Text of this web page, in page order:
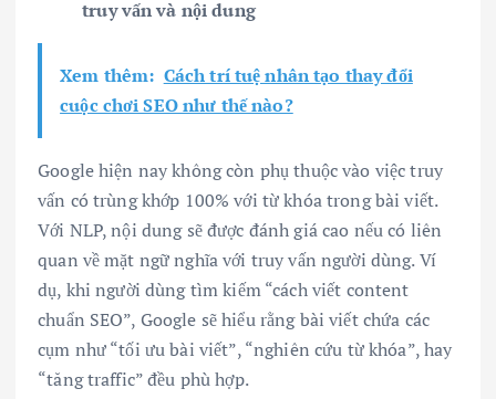
truy vấn và nội dung
Xem thêm: Cách trí tuệ nhân tạo thay đổi
cuộc chơi SEO như thế nào?
Google hiện nay không còn phụ thuộc vào việc truy
vấn có trùng khớp 100% với từ khóa trong bài viết.
Với NLP, nội dung sẽ được đánh giá cao nếu có liên
quan về mặt ngữ nghĩa với truy vấn người dùng. Ví
dụ, khi người dùng tìm kiếm “cách viết content
chuẩn SEO”, Google sẽ hiểu rằng bài viết chứa các
cụm như “tối ưu bài viết”, “nghiên cứu từ khóa”, hay
“tăng traffic” đều phù hợp.